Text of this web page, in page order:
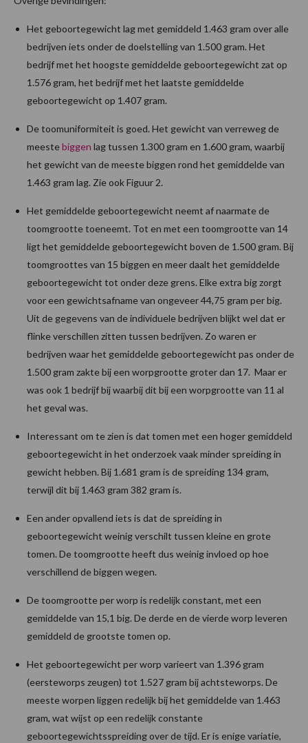
Het geboortegewicht lag met gemiddeld 1.463 gram over alle
bedrijven iets onder de doelstelling van 1.500 gram. Het
bedrijf met het hoogste gemiddelde geboortegewicht zat op
1.576 gram, het bedrijf met het laatste gemiddelde
geboortegewicht op 1.407 gram.
De toomuniformiteit is goed. Het gewicht van verreweg de
meestebiggen lag tussen 1.300 gram en 1.600 gram, waarbij
het gewicht van de meeste biggen rond het gemiddelde van
1.463 gram lag. Zie ook Figuur 2.
Het gemiddelde geboortegewicht neemt af naarmate de
toomgrootte toeneemt. Tot en met een toomgrootte van 14
ligt het gemiddelde geboortegewicht boven de 1.500 gram. Bij
toomgroottes van 15 biggen en meer daalt het gemiddelde
geboortegewicht tot onder deze grens. Elke extra big zorgt
voor een gewichtsafname van ongeveer 44,75 gram per big.
Uit de gegevens van de individuele bedrijven blijkt wel dat er
flinke verschillen zitten tussen bedrijven. Zo waren er
bedrijven waar het gemiddelde geboortegewicht pas onder de
1.500 gram zakte bij een worpgrootte groter dan 17. Maar er
was ook 1 bedrijf bij waarbij dit bij een worpgrootte van 11 al
het geval was.
Interessant om te zien is dat tomen met een hoger gemiddeld
geboortegewicht in het onderzoek vaak minder spreiding in
gewicht hebben. Bij 1.681 gram is de spreiding 134 gram,
terwijl dit bij 1.463 gram 382 gram is.
Een ander opvallend iets is dat de spreiding in
geboortegewicht weinig verschilt tussen kleine en grote
tomen. De toomgrootte heeft dus weinig invloed op hoe
verschillend de biggen wegen.
De toomgrootte per worp is redelijk constant, met een
gemiddelde van 15,1 big. De derde en de vierde worp leveren
gemiddeld de grootste tomen op.
Het geboortegewicht per worp varieert van 1.396 gram
(eersteworps zeugen) tot 1.527 gram bij achtsteworps. De
meeste worpen liggen redelijk bij het gemiddelde van 1.463
gram, wat wijst op een redelijk constante
geboortegewichtsspreiding over de tijd. Er is enige variatie,